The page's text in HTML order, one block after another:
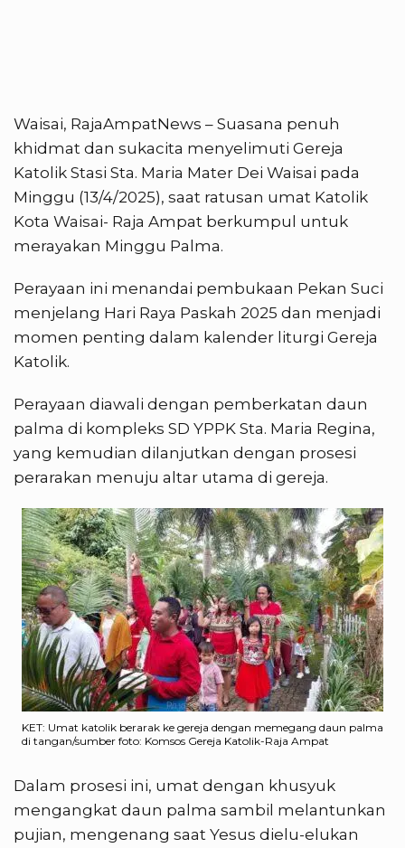
Waisai, RajaAmpatNews – Suasana penuh
khidmat dan sukacita menyelimuti Gereja
Katolik Stasi Sta. Maria Mater Dei Waisai pada
Minggu (13/4/2025), saat ratusan umat Katolik
Kota Waisai- Raja Ampat berkumpul untuk
merayakan Minggu Palma.
Perayaan ini menandai pembukaan Pekan Suci
menjelang Hari Raya Paskah 2025 dan menjadi
momen penting dalam kalender liturgi Gereja
Katolik.
Perayaan diawali dengan pemberkatan daun
palma di kompleks SD YPPK Sta. Maria Regina,
yang kemudian dilanjutkan dengan prosesi
perarakan menuju altar utama di gereja.
KET: Umat katolik berarak ke gereja dengan memegang daun palma
di tangan/sumber foto: Komsos Gereja Katolik-Raja Ampat
Dalam prosesi ini, umat dengan khusyuk
mengangkat daun palma sambil melantunkan
pujian, mengenang saat Yesus dielu-elukan